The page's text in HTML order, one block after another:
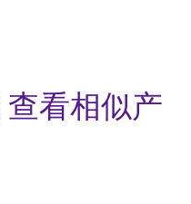
查看相似产